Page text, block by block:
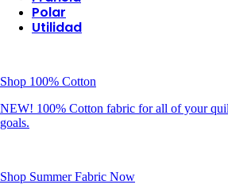
Polar
Utilidad
Shop 100% Cotton
NEW! 100% Cotton fabric for all of your
goals.
Shop Summer Fabric Now